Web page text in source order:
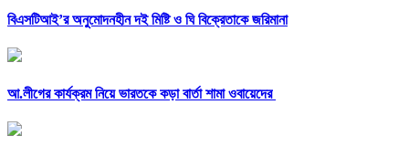
বিএসটিআই’র অনুমোদনহীন দই মিষ্টি ও ঘি বিক্রেতাকে জরিমানা
আ.লীগের কার্যক্রম নিয়ে ভারতকে কড়া বার্তা শামা ওবায়েদের